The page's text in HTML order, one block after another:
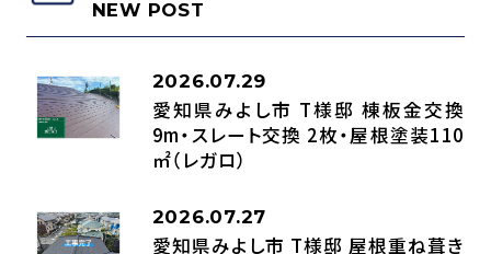
NEW POST
2026.07.29
愛知県みよし市 T様邸 棟板金交換
9m・スレート交換 2枚・屋根塗装110
㎡（レガロ）
2026.07.27
愛知県みよし市 T様邸 屋根重ね葺き